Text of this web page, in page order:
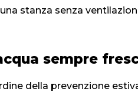
una stanza senza
sempre
della prevenzione